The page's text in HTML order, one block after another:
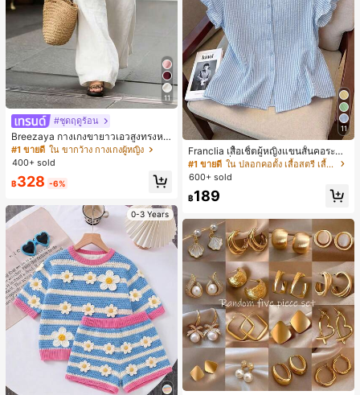
11
#ชุดฤดูร้อน
Breezaya กางเกงขายาวเอวสูงทรงหล
วมขาบานสำหรับผู้หญิง สีขาวเรียบหรูส
ไตล์ชิค เหมาะสำหรับใส่เที่ยวทะเล วันห
ยโอกาสในชีวิตประจำวัน
#1 ขายดี ใน ขากว้าง กางเกงผู้หญิง
400+ sold
฿328 -6%
0-3 Years
11
Franclia เสื้อเชิ้ตผู้หญิงแขนสั้นคอระบา
ยกระดุมเดี่ยวลายทาง
#1 ขายดี
ใน ปลอกคอตั้ง เสื้อสตรี เสื้อเบลาส์ & Tee
600+ sold
฿189